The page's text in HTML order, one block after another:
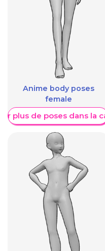
Anime body poses
female
plus de poses dans la